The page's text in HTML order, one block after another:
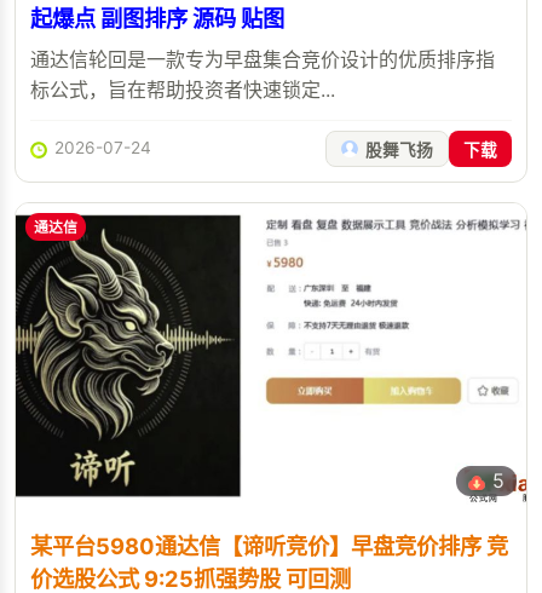
起爆点 副图排序 源码 贴图
通达信轮回是一款专为早盘集合竞价设计的优质排序指
标公式，旨在帮助投资者快速锁定...
2026-07-24 股舞飞扬 下载
通达信
5
某平台5980通达信【谛听竞价】早盘竞价排序 竞
价选股公式 9:25抓强势股 可回测